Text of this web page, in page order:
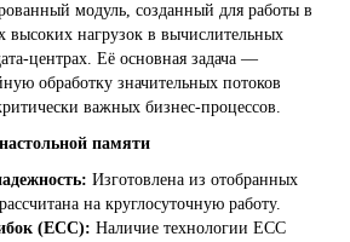
модуль, созданный для работы в
высоких нагрузок в вычислительных
центрах. Её основная задача —
обработку значительных потоков
важных бизнес-процессов.
памяти
Изготовлена из отобранных
на круглосуточную работу.
(ECC): Наличие технологии ECC